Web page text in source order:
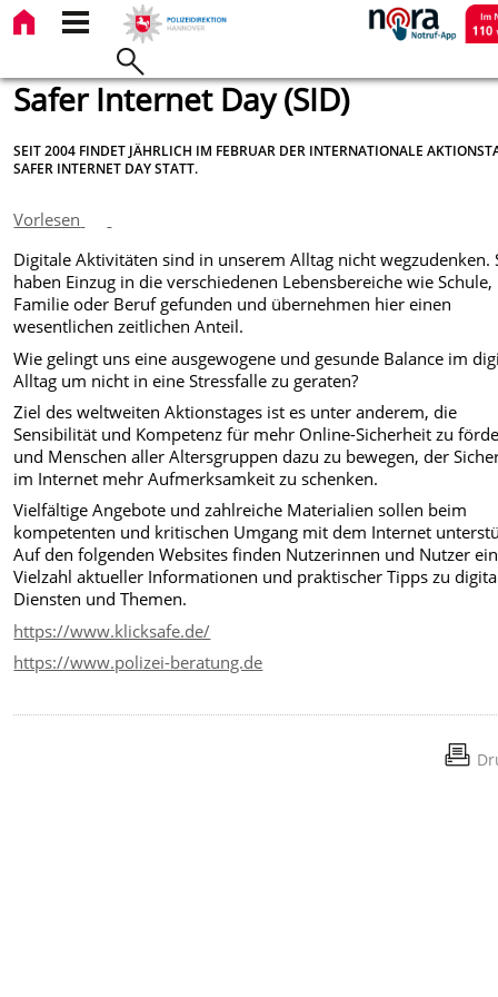
Safer Internet Day (SID)
SEIT 2004 FINDET JÄHRLICH IM FEBRUAR DER INTERNATIONALE
SAFER INTERNET DAY STATT.
Vorlesen
Digitale Aktivitäten sind in unserem Alltag nicht wegzudenken.
haben Einzug in die verschiedenen Lebensbereiche wie Schule,
Familie oder Beruf gefunden und übernehmen hier einen
wesentlichen zeitlichen Anteil.
Wie gelingt uns eine ausgewogene und gesunde Balance im
Alltag um nicht in eine Stressfalle zu geraten?
Ziel des weltweiten Aktionstages ist es unter anderem, die
Sensibilität und Kompetenz für mehr Online-Sicherheit zu
und Menschen aller Altersgruppen dazu zu bewegen, der
im Internet mehr Aufmerksamkeit zu schenken.
Vielfältige Angebote und zahlreiche Materialien sollen beim
kompetenten und kritischen Umgang mit dem Internet
Auf den folgenden Websites finden Nutzerinnen und Nutzer
Vielzahl aktueller Informationen und praktischer Tipps zu
Diensten und Themen.
https://www.klicksafe.de/
https://www.polizei-beratung.de